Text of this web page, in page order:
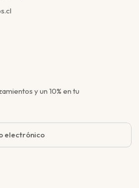
y un 10% en tu